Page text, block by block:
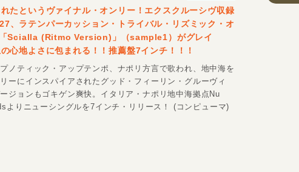
たというヴァイナル・オンリー！エクスクルーシヴ収録
、ラテンパーカッション・トライバル・リズミック・オ
「Scialla (Ritmo Version)」（sample1）がグレイ
心地よさに包まれる！！推薦盤7インチ！！！
ノティック・アップテンポ、ナポリ方言で歌われ、地中海を
ーにインスパイアされたグッド・フィーリン・グルーヴィ
ジョンもゴキゲン爽快。イタリア・ナポリ地中海拠点Nu
よりニューシングルを7インチ・リリース！ (コンピューマ)